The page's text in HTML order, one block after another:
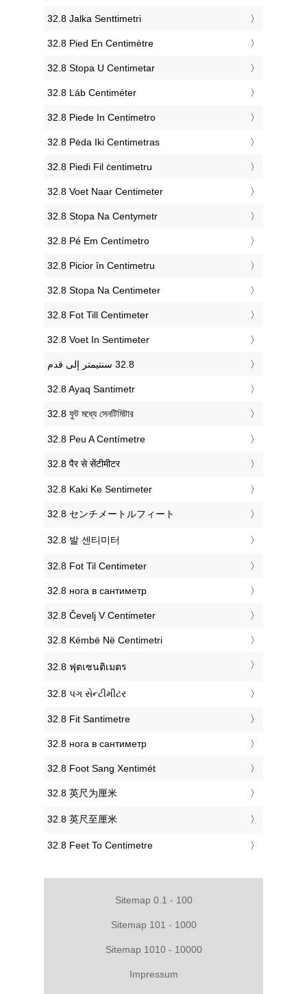
‎32.8 Jalka Senttimetri
‎32.8 Pied En Centimètre
‎32.8 Stopa U Centimetar
‎32.8 Láb Centiméter
‎32.8 Piede In Centimetro
‎32.8 Pėda Iki Centimetras
‎32.8 Piedi Fil ċentimetru
‎32.8 Voet Naar Centimeter
‎32.8 Stopa Na Centymetr
‎32.8 Pé Em Centímetro
‎32.8 Picior în Centimetru
‎32.8 Stopa Na Centimeter
‎32.8 Fot Till Centimeter
‎32.8 Voet In Sentimeter
‎32.8 Ayaq Santimetr
‎32.8 ফুট মধ্যে সেনটিমিটার
‎32.8 Peu A Centímetre
‎32.8 पैर से सेंटीमीटर
‎32.8 Kaki Ke Sentimeter
‎32.8 センチメートルフィート
‎32.8 발 센티미터
‎32.8 Fot Til Centimeter
‎32.8 нога в сантиметр
‎32.8 Čevelj V Centimeter
‎32.8 Këmbë Në Centimetri
‎32.8 ฟุตเซนติเมตร
‎32.8 પગ સેન્ટીમીટર
‎32.8 Fit Santimetre
‎32.8 нога в сантиметр
‎32.8 Foot Sang Xentimét
‎32.8 英尺为厘米
‎32.8 英尺至厘米
‎32.8 Feet To Centimetre
Sitemap 0.1 - 100
Sitemap 101 - 1000
Sitemap 1010 - 10000
Impressum